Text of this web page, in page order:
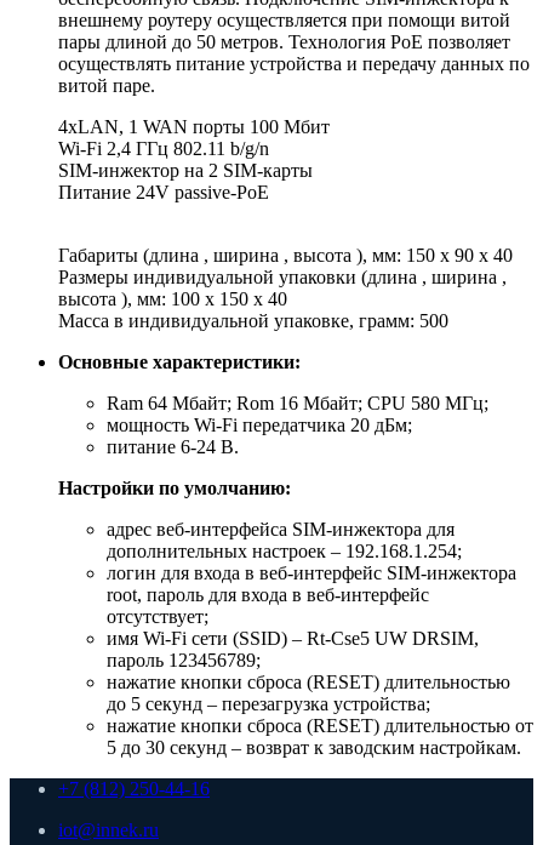
внешнему роутеру осуществляется при помощи витой
пары длиной до 50 метров. Технология PoE позволяет
осуществлять питание устройства и передачу данных по
витой паре.
4xLAN, 1 WAN порты 100 Мбит
Wi-Fi 2,4 ГГц 802.11 b/g/n
SIM-инжектор на 2 SIM-карты
Питание 24V passive-PoE
Габариты (длина , ширина , высота ), мм: 150 x 90 x 40
Размеры индивидуальной упаковки (длина , ширина ,
высота ), мм: 100 x 150 x 40
Масса в индивидуальной упаковке, грамм: 500
Основные характеристики:
Ram 64 Мбайт; Rom 16 Мбайт; CPU 580 МГц;
мощность Wi-Fi передатчика 20 дБм;
питание 6-24 В.
Настройки по умолчанию:
адрес веб-интерфейса SIM-инжектора для
дополнительных настроек – 192.168.1.254;
логин для входа в веб-интерфейс SIM-инжектора
root, пароль для входа в веб-интерфейс
отсутствует;
имя Wi-Fi сети (SSID) – Rt-Cse5 UW DRSIM,
пароль 123456789;
нажатие кнопки сброса (RESET) длительностью
до 5 секунд – перезагрузка устройства;
нажатие кнопки сброса (RESET) длительностью от
5 до 30 секунд – возврат к заводским настройкам.
+7 (812) 250-44-16
iot@innek.ru